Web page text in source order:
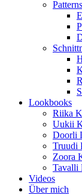
Lookbooks
Riika
Uukii
Doorli
Truudi
Zoora
Tavalli
Videos
Über mich